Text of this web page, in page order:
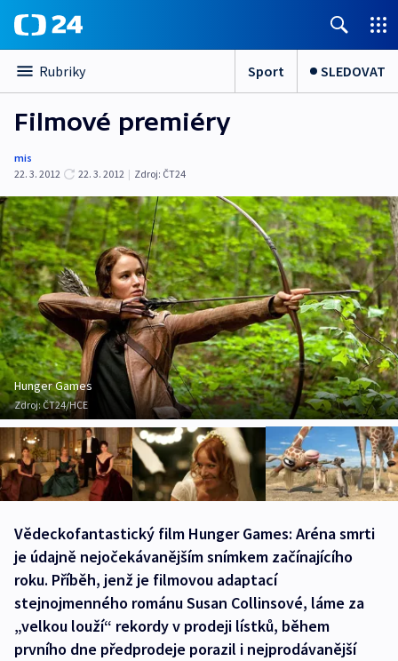
Rubriky Sport SLEDOVAT
Filmové premiéry
mis
22. 3. 2012
22. 3. 2012 | Zdroj: ČT24
Hunger Games
Zdroj: ČT24/HCE
Vědeckofantastický film Hunger Games: Aréna smrti
je údajně nejočekávanějším snímkem začínajícího
roku. Příběh, jenž je filmovou adaptací
stejnojmenného románu Susan Collinsové, láme za
„velkou louží“ rekordy v prodeji lístků, během
prvního dne předprodeje porazil i nejprodávanější